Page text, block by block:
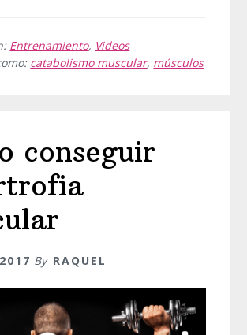
¿Qué
Entrenamiento, Videos
catabolismo muscular, músculos
conseguir
By RAQUEL